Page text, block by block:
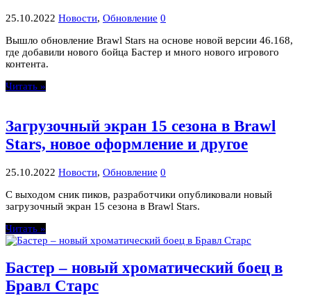
25.10.2022 Новости, Обновление 0
Вышло обновление Brawl Stars на основе новой версии 46.168,
где добавили нового бойца Бастер и много нового игрового
контента.
Читать »
Загрузочный экран 15 сезона в Brawl
Stars, новое оформление и другое
25.10.2022 Новости, Обновление 0
С выходом сник пиков, разработчики опубликовали новый
загрузочный экран 15 сезона в Brawl Stars.
Читать »
Бастер – новый хроматический боец в
Бравл Старс